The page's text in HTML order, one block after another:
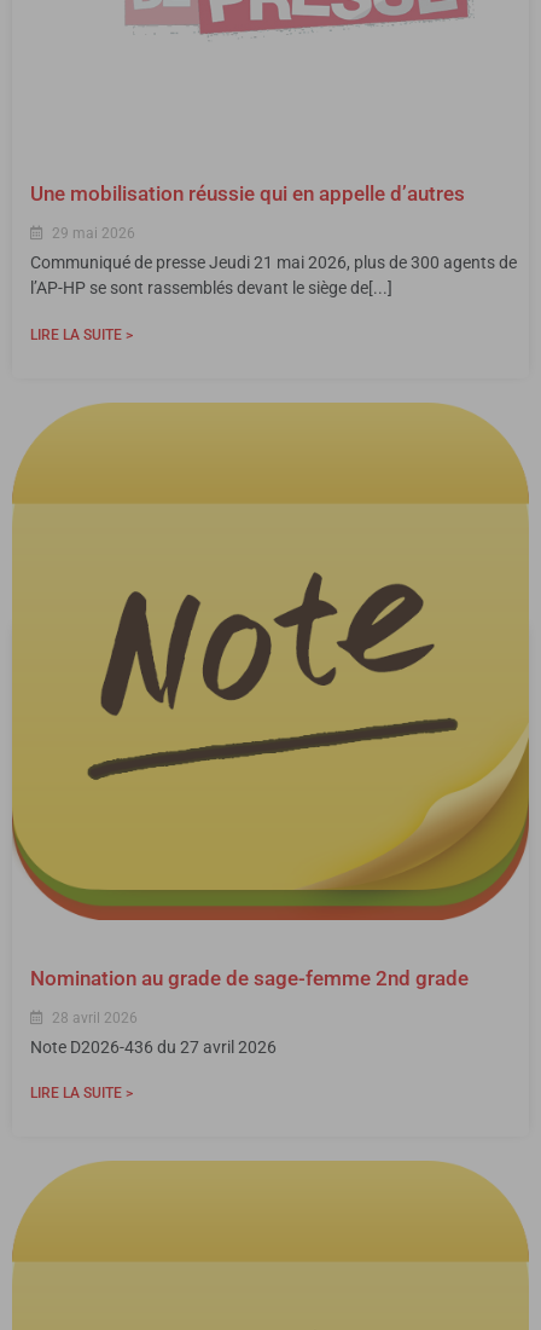
Une mobilisation réussie qui en appelle d’autres
29 mai 2026
Communiqué de presse Jeudi 21 mai 2026, plus de 300 agents de
l’AP-HP se sont rassemblés devant le siège de[...]
LIRE LA SUITE >
Nomination au grade de sage-femme 2nd grade
28 avril 2026
Note D2026-436 du 27 avril 2026
LIRE LA SUITE >